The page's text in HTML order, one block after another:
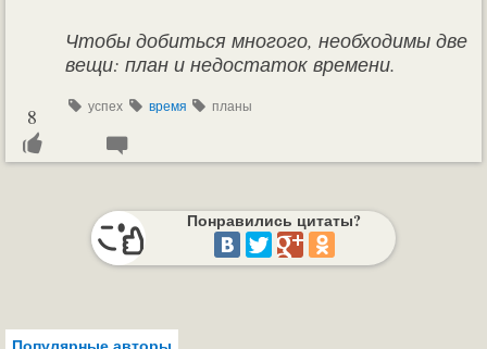
Чтобы добиться многого, необходимы две
вещи: план и недостаток времени.
успех время планы
8
Понравились цитаты?